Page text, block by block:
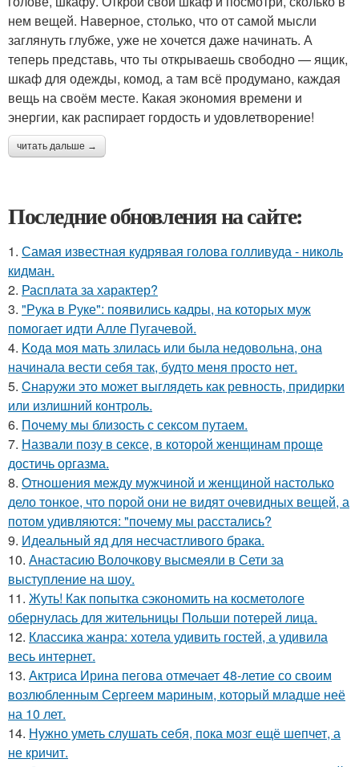
нем вещей. Наверное, столько, что от самой мысли
заглянуть глубже, уже не хочется даже начинать. А
теперь представь, что ты открываешь свободно — ящик,
шкаф для одежды, комод, а там всё продумано, каждая
вещь на своём месте. Какая экономия времени и
энергии, как распирает гордость и удовлетворение!
читать дальше →
Последние обновления на сайте:
1. Самая известная кудрявая голова голливуда - николь
кидман.
2. Расплата за характер?
3. "Рука в Руке": появились кадры, на которых муж
помогает идти Алле Пугачевой.
4. Koда моя мать злилась или была недовольна, она
начинала вести себя так, будто меня просто нет.
5. Cнаpужи это может выглядеть как ревность, придирки
или излишний контроль.
6. Почему мы близость с сексом путаем.
7. Назвали позу в сексе, в которой женщинам проще
достичь оргазма.
8. Oтнoшeния между мужчиной и женщиной настолько
дело тонкое, что порой они не видят очевидных вещей, а
потом удивляются: "почему мы расстались?
9. Идеальный яд для несчастливого брака.
10. Анастасию Волочкову высмеяли в Сети за
выступление на шоу.
11. Жуть! Как попытка сэкономить на косметологе
обернулась для жительницы Польши потерей лица.
12. Классика жанра: хотела удивить гостей, а удивила
весь интернет.
13. Актриса Ирина пегова отмечает 48-летие со своим
возлюбленным Сергеем мариным, который младше неё
на 10 лет.
14. Нужно уметь слушать себя, пока мозг ещё шепчет, а
не кричит.